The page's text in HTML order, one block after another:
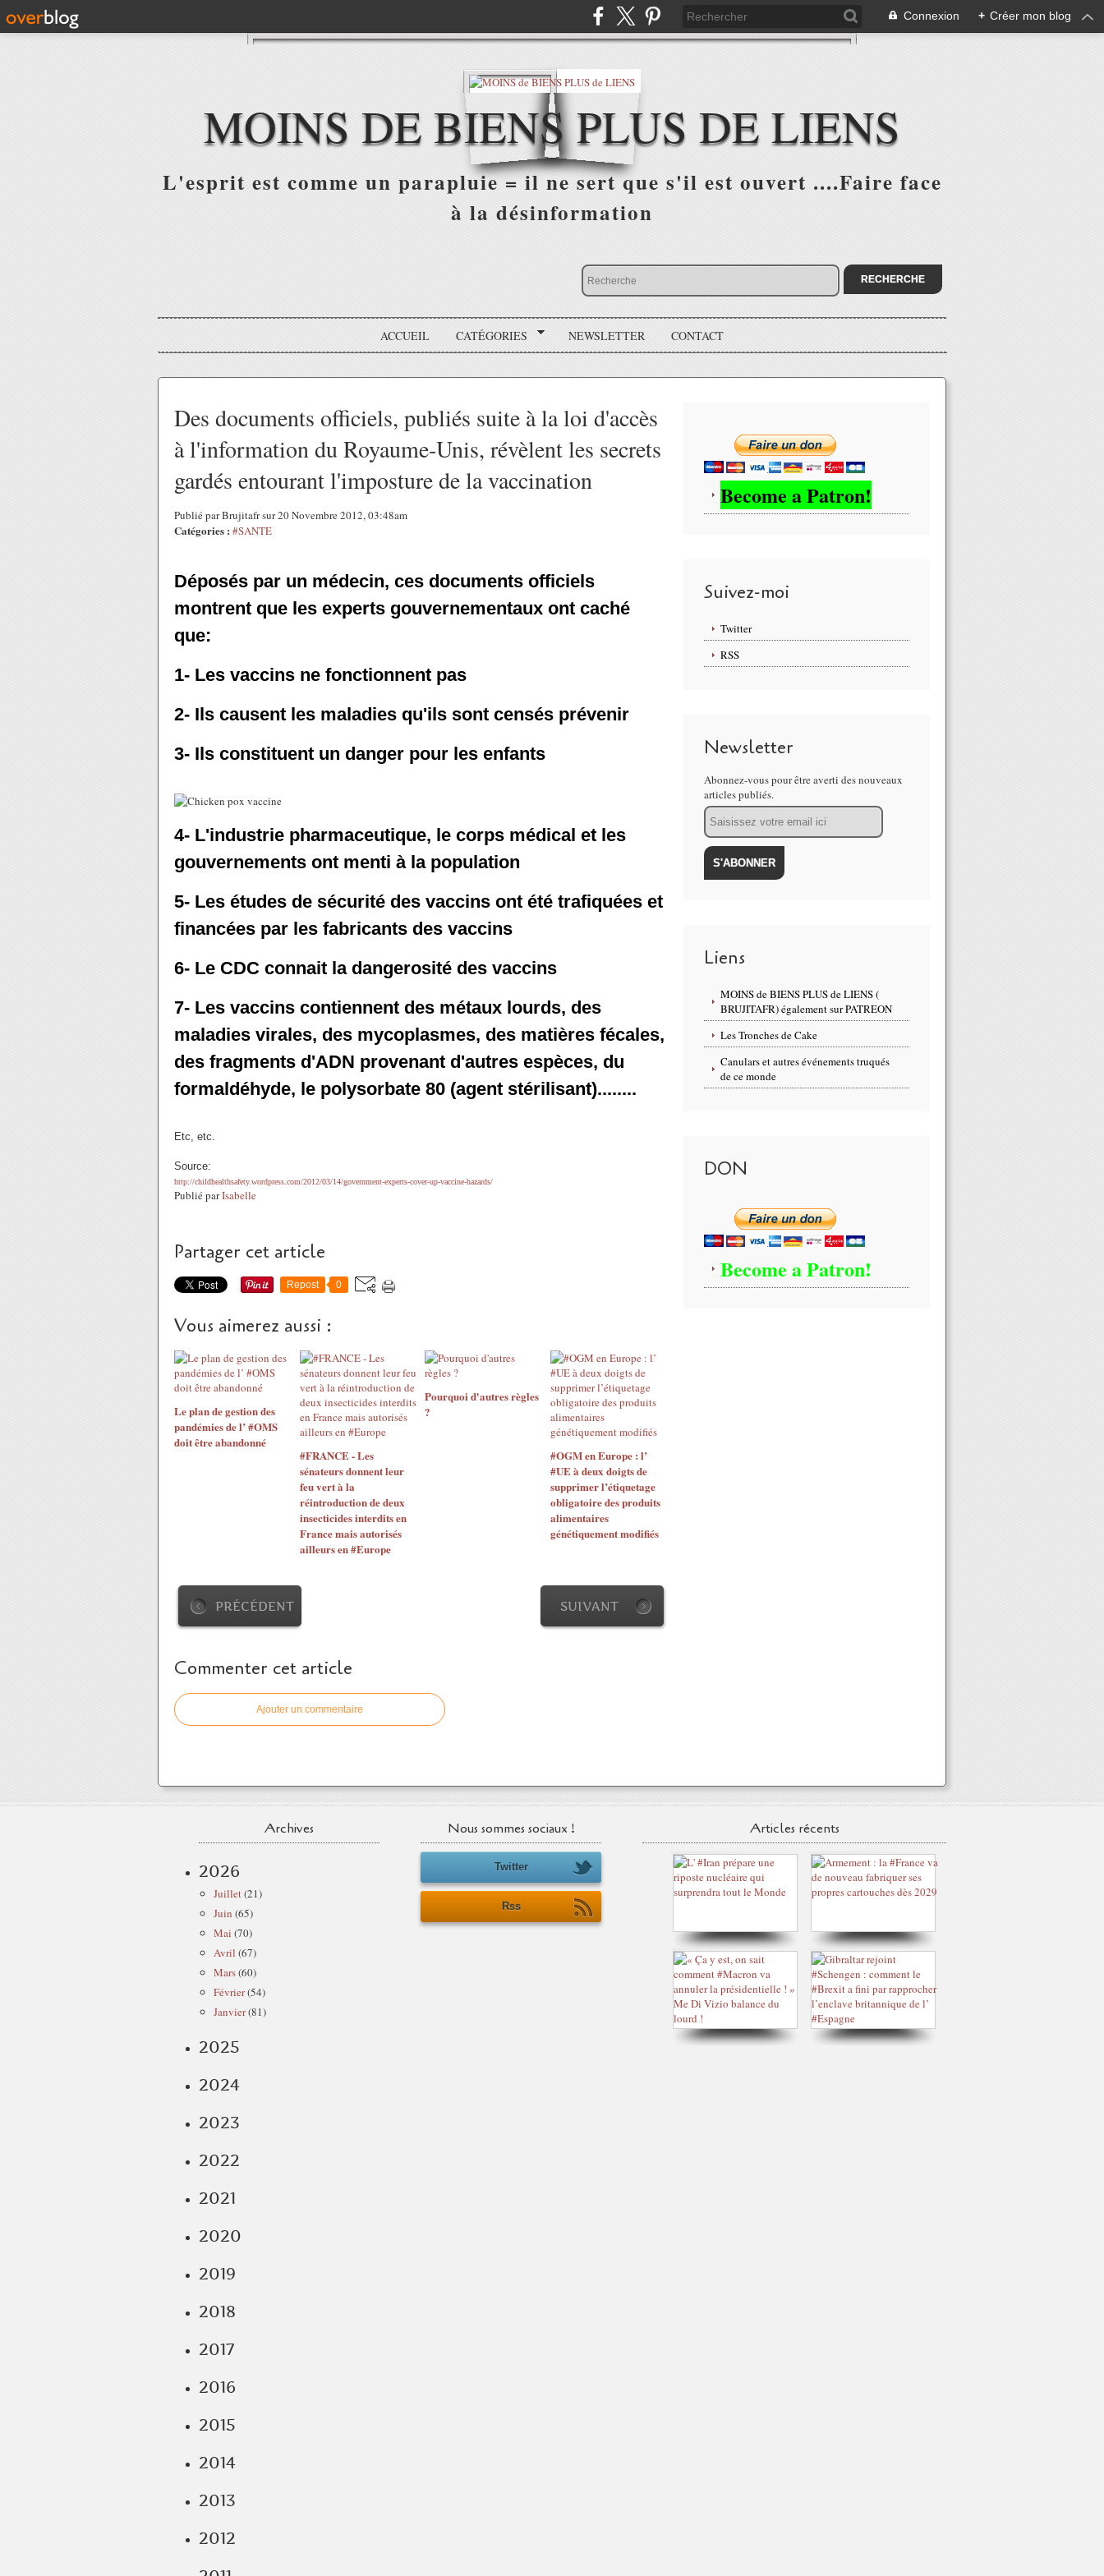
Connexion + Créer mon blog
MOINS DE BIENS PLUS DE LIENS
L'esprit est comme un parapluie = il ne sert que s'il est ouvert ....Faire face
à la désinformation
ACCUEIL CATÉGORIES NEWSLETTER CONTACT
Des documents officiels, publiés suite à la loi d'accès
à l'information du Royaume-Unis, révèlent les secrets
gardés entourant l'imposture de la vaccination
Publié par Brujitafr sur 20 Novembre 2012, 03:48am
Catégories : #SANTE
Déposés par un médecin, ces documents officiels
montrent que les experts gouvernementaux ont caché
que:
1- Les vaccins ne fonctionnent pas
2- Ils causent les maladies qu'ils sont censés prévenir
3- Ils constituent un danger pour les enfants
4- L'industrie pharmaceutique, le corps médical et les
gouvernements ont menti à la population
5- Les études de sécurité des vaccins ont été trafiquées et
financées par les fabricants des vaccins
6- Le CDC connait la dangerosité des vaccins
7- Les vaccins contiennent des métaux lourds, des
maladies virales, des mycoplasmes, des matières fécales,
des fragments d'ADN provenant d'autres espèces, du
formaldéhyde, le polysorbate 80 (agent stérilisant)........
Etc, etc.
Source:
http://childhealthsafety.wordpress.com/2012/03/14/government-experts-cover-up-vaccine-hazards/
Publié parIsabelle
Partager cet article
Repost 0
Vous aimerez aussi :
Le plan de gestion des
pandémies de l’ #OMS
doit être abandonné
#FRANCE - Les
sénateurs donnent leur
feu vert à la
réintroduction de deux
insecticides interdits en
France mais autorisés
ailleurs en #Europe
Pourquoi d'autres règles
?
#OGM en Europe : l’
#UE à deux doigts de
supprimer l’étiquetage
obligatoire des produits
alimentaires
génétiquement modifiés
PRÉCÉDENT SUIVANT
Commenter cet article
Ajouter un commentaire
Become a Patron!
Suivez-moi
Twitter
RSS
Newsletter
Abonnez-vous pour être averti des nouveaux
articles publiés.
Email
Liens
MOINS de BIENS PLUS de LIENS (
BRUJITAFR) également sur PATREON
Les Tronches de Cake
Canulars et autres événements truqués
de ce monde
DON
Become a Patron!
Archives
2026
Juillet(21)
Juin (65)
Mai (70)
Avril (67)
Mars(60)
Février(54)
Janvier(81)
2025
2024
2023
2022
2021
2020
2019
2018
2017
2016
2015
2014
2013
2012
Nous sommes sociaux !
Twitter
Rss
Articles récents